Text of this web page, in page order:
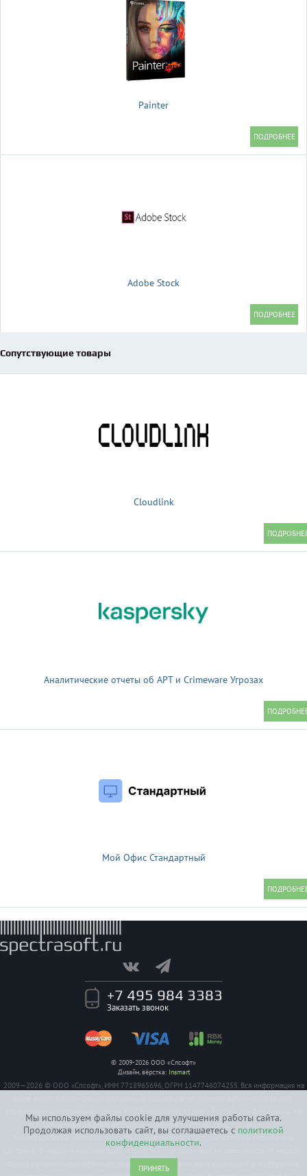
Мы используем файлы cookie для улучшения работы сайта.
Продолжая использовать сайт, вы соглашаетесь с политикой
конфиденциальности.
ПРИНЯТЬ
Painter
Adobe Stock
Сопутствующие товары
Cloudlink
Аналитические отчеты об APT и Crimeware Угрозах
Мой Офис Стандартный
+7 495 984 3383
Заказать звонок
© 2009-2026 ООО «Спсофт»
Дизайн, вёрстка: Insmart
2009—2026 © ООО «Спсофт», ИНН 7718965696, ОГРН 1147746074255. Вся информация на
определяемой положением Статьи 437 Гражданского кодекса Российской Федерации. На
все заявленные на сайте авторизации имеются сертификаты полученные от
производителей. Услуги по ремонту предоставляются авторизованными сервисными
центрами. Функции и комплектация устройств могут различаться в зависимости от модели.
Фирма-производитель оставляет за собой право на внесение изменений в конструкцию,